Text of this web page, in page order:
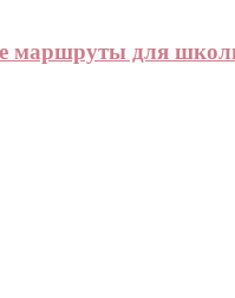
маршруты для